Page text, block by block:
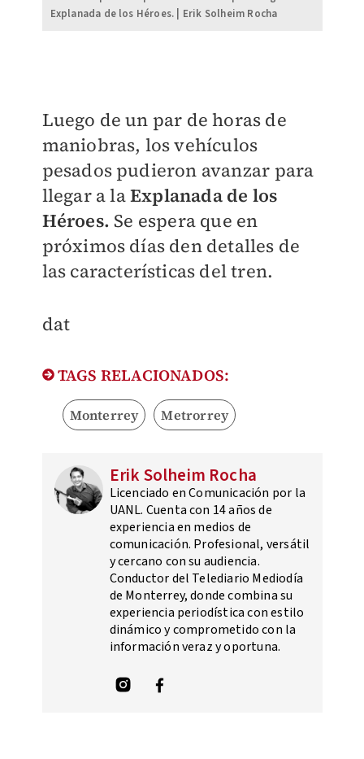
Explanada de los Héroes. | Erik Solheim Rocha
Luego de un par de horas de
maniobras, los vehículos
pesados pudieron avanzar para
llegar a laExplanada de los
Héroes. Se espera que en
próximos días den detalles de
las características del tren.
dat
TAGS RELACIONADOS:
Monterrey Metrorrey
Erik Solheim Rocha
Licenciado en Comunicación por la
UANL. Cuenta con 14 años de
experiencia en medios de
comunicación. Profesional, versátil
y cercano con su audiencia.
Conductor del Telediario Mediodía
de Monterrey, donde combina su
experiencia periodística con estilo
dinámico y comprometido con la
información veraz y oportuna.